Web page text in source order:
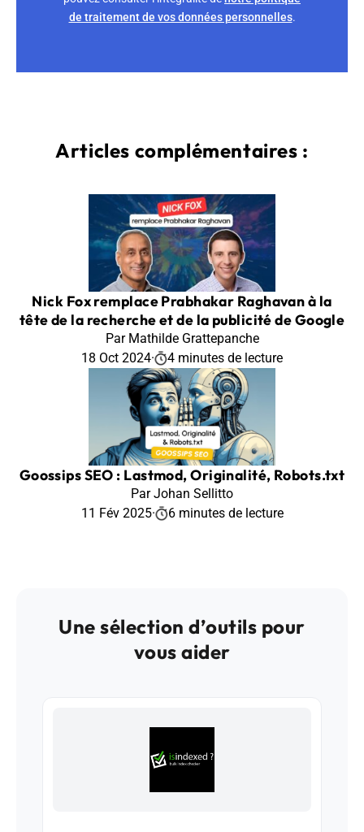
de traitement de vos données personnelles.
Articles complémentaires :
Nick Fox remplace Prabhakar Raghavan à la
tête de la recherche et de la publicité de Google
Par Mathilde Grattepanche
18 Oct 2024· 4 minutes de lecture
Goossips SEO : Lastmod, Originalité, Robots.txt
Par Johan Sellitto
11 Fév 2025· 6 minutes de lecture
Une sélection d’outils pour
vous aider